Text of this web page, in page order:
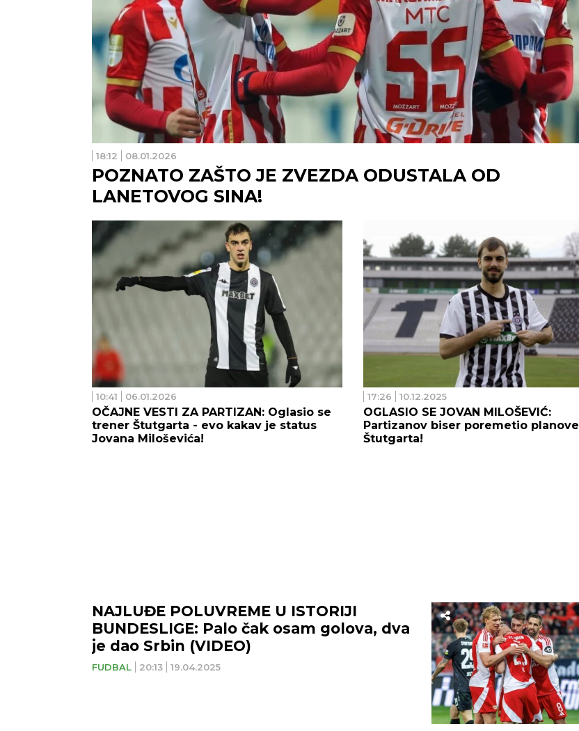
18:12 08.01.2026
POZNATO ZAŠTO JE ZVEZDA ODUSTALA OD
LANETOVOG SINA!
10:41 06.01.2026
OČAJNE VESTI ZA PARTIZAN: Oglasio se
trener Štutgarta - evo kakav je status
Jovana Miloševića!
17:26 10.12.2025
OGLASIO SE JOVAN MILOŠEVIĆ:
Partizanov biser poremetio planove
Štutgarta!
FUDBAL 20:13 19.04.2025
NAJLUĐE POLUVREME U ISTORIJI
BUNDESLIGE: Palo čak osam golova, dva
je dao Srbin (VIDEO)